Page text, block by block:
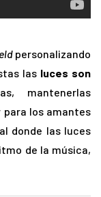
personalizando
las luces son
mantenerlas
para los amantes
donde las luces
de la música,